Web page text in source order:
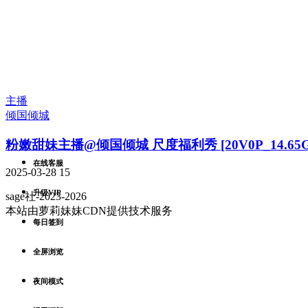
主播
倾国倾城
粉嫩甜妹主播@倾国倾城 尺度福利秀
2025-03-28 15
sage社-2023-2026
本站由萝莉妹妹CDN提供技术服务
在线客服
升级VIP
每日签到
全屏浏览
夜间模式